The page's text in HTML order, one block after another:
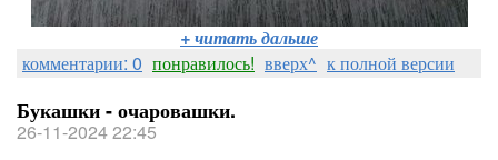
+ читать дальше
комментарии: 0 понравилось! вверх^ к полной версии
Букашки - очаровашки.
26-11-2024 22:45